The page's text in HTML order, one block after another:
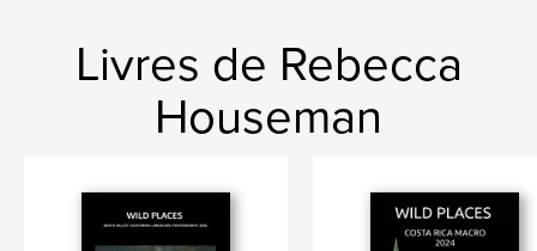
Livres de Rebecca
Houseman